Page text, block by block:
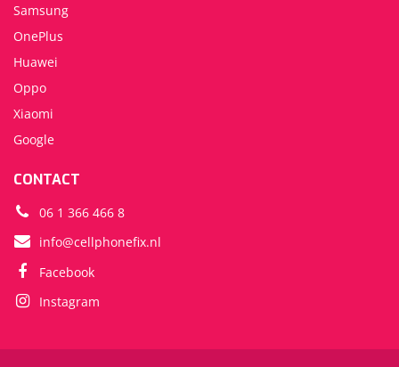
Samsung
OnePlus
Huawei
Oppo
Xiaomi
Google
CONTACT
06 1 366 466 8
info@cellphonefix.nl
Facebook
Instagram